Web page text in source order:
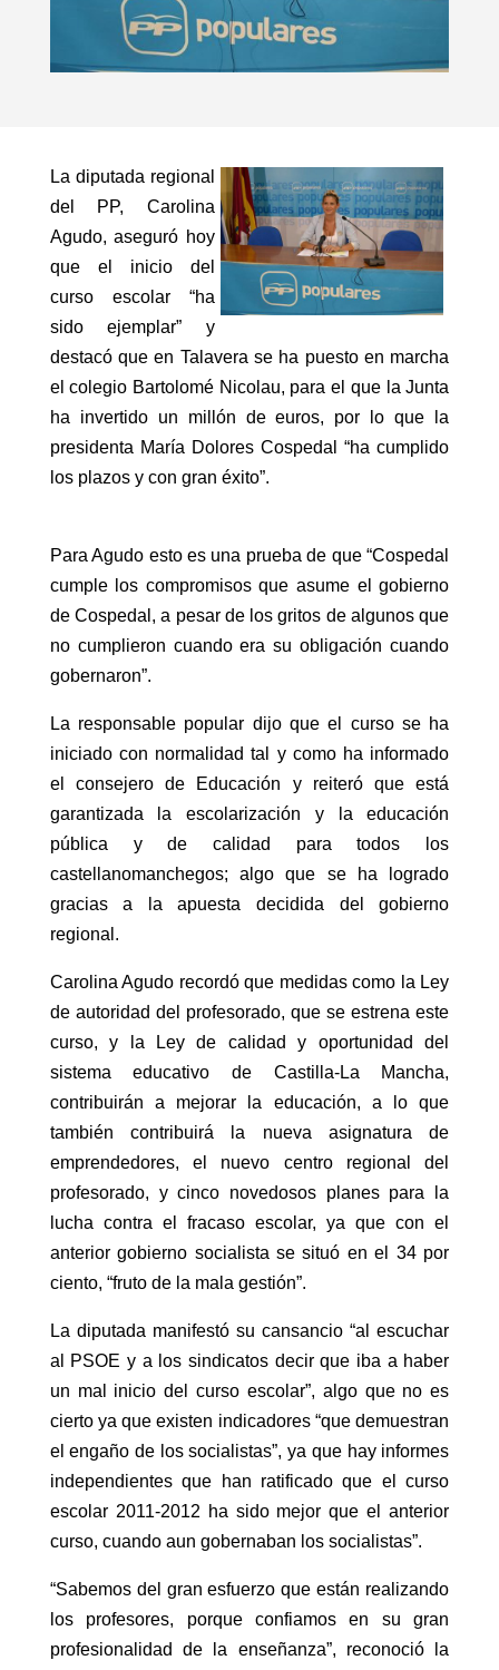
La diputada regional
del PP, Carolina
Agudo, aseguró hoy
que el inicio del
curso escolar “ha
sido ejemplar” y
destacó que en Talavera se ha puesto en marcha
el colegio Bartolomé Nicolau, para el que la Junta
ha invertido un millón de euros, por lo que la
presidenta María Dolores Cospedal “ha cumplido
los plazos y con gran éxito”.
Para Agudo esto es una prueba de que “Cospedal
cumple los compromisos que asume el gobierno
de Cospedal, a pesar de los gritos de algunos que
no cumplieron cuando era su obligación cuando
gobernaron”.
La responsable popular dijo que el curso se ha
iniciado con normalidad tal y como ha informado
el consejero de Educación y reiteró que está
garantizada la escolarización y la educación
pública y de calidad para todos los
castellanomanchegos; algo que se ha logrado
gracias a la apuesta decidida del gobierno
regional.
Carolina Agudo recordó que medidas como la Ley
de autoridad del profesorado, que se estrena este
curso, y la Ley de calidad y oportunidad del
sistema educativo de Castilla-La Mancha,
contribuirán a mejorar la educación, a lo que
también contribuirá la nueva asignatura de
emprendedores, el nuevo centro regional del
profesorado, y cinco novedosos planes para la
lucha contra el fracaso escolar, ya que con el
anterior gobierno socialista se situó en el 34 por
ciento, “fruto de la mala gestión”.
La diputada manifestó su cansancio “al escuchar
al PSOE y a los sindicatos decir que iba a haber
un mal inicio del curso escolar”, algo que no es
cierto ya que existen indicadores “que demuestran
el engaño de los socialistas”, ya que hay informes
independientes que han ratificado que el curso
escolar 2011-2012 ha sido mejor que el anterior
curso, cuando aun gobernaban los socialistas”.
“Sabemos del gran esfuerzo que están realizando
los profesores, porque confiamos en su gran
profesionalidad de la enseñanza”, reconoció la